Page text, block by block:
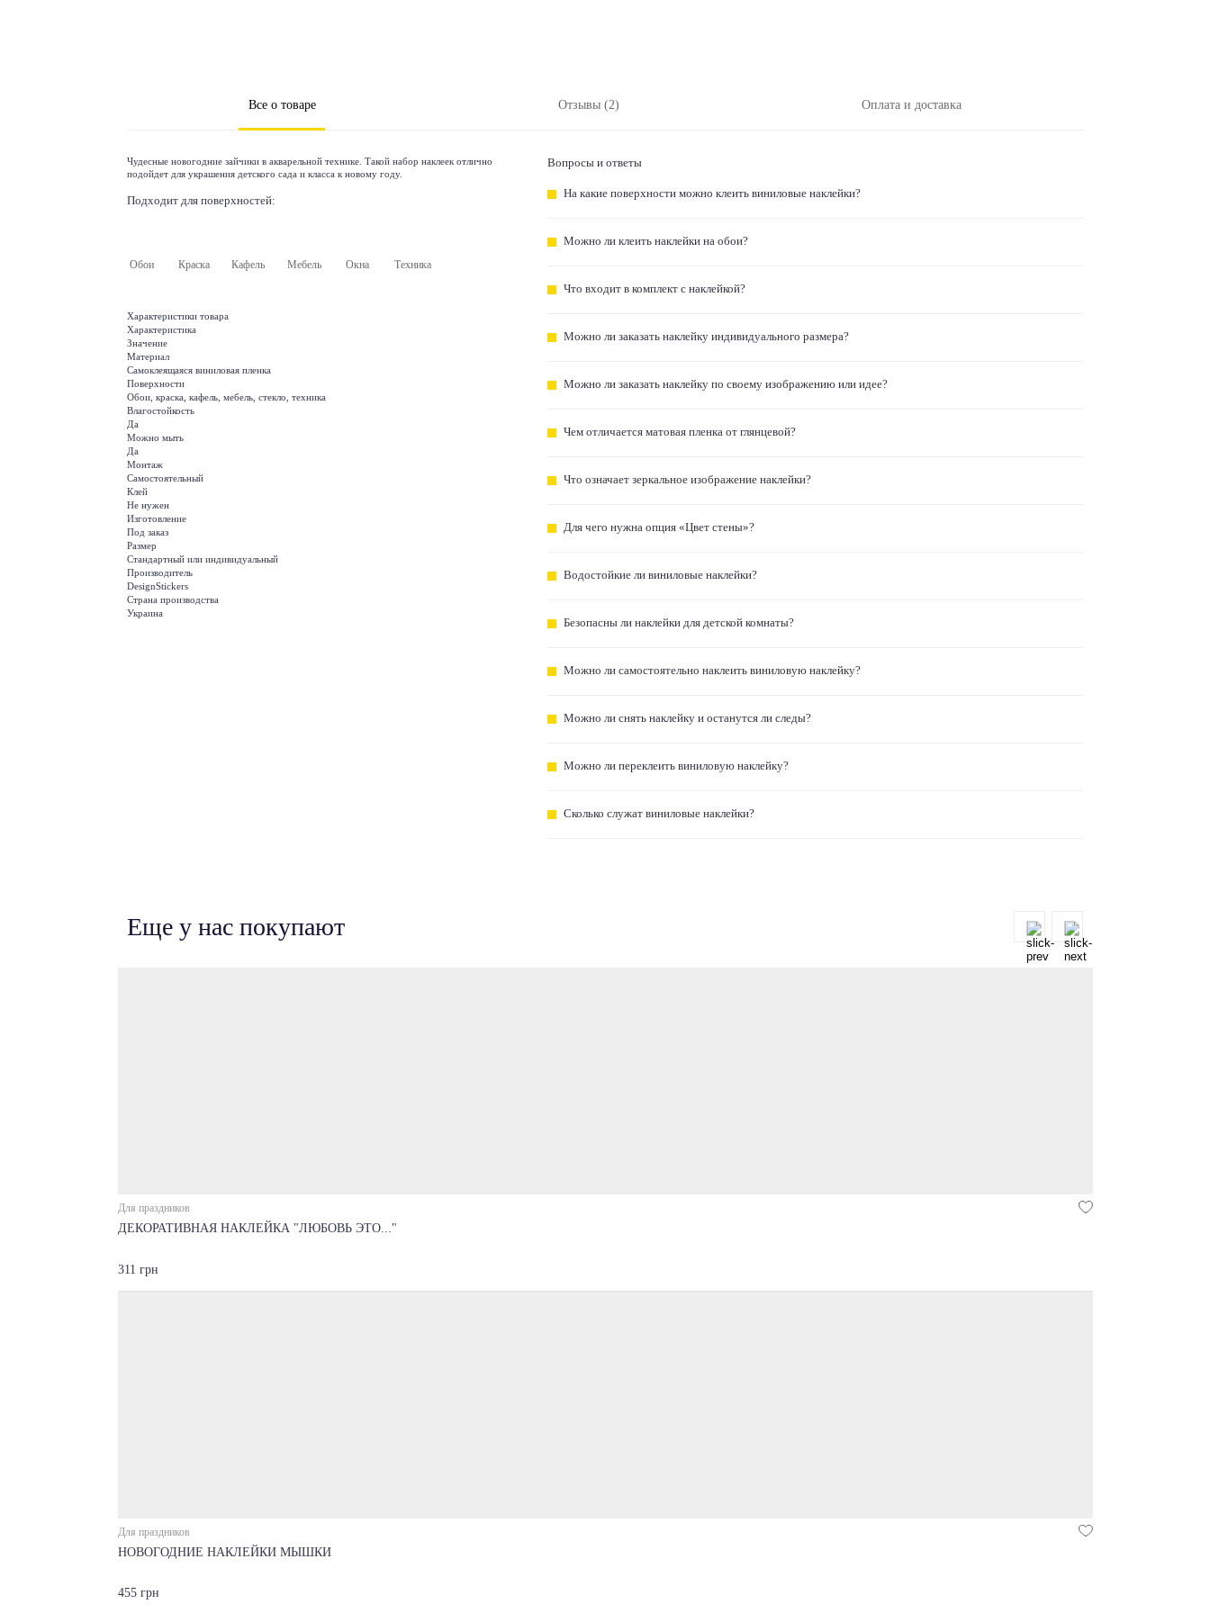
Все о товаре Отзывы (2) Оплата и доставка
Чудесные новогодние зайчики в акварельной технике. Такой набор наклеек отлично
подойдет для украшения детского сада и класса к новому году.
Подходит для поверхностей:
Обои Краска Кафель Мебель Окна Техника
Характеристики товара
Характеристика
Значение
Материал
Самоклеящаяся виниловая пленка
Поверхности
Обои, краска, кафель, мебель, стекло, техника
Влагостойкость
Да
Можно мыть
Да
Монтаж
Самостоятельный
Клей
Не нужен
Изготовление
Под заказ
Размер
Стандартный или индивидуальный
Производитель
DesignStickers
Страна производства
Украина
Вопросы и ответы
На какие поверхности можно клеить виниловые наклейки?
Можно ли клеить наклейки на обои?
Что входит в комплект с наклейкой?
Можно ли заказать наклейку индивидуального размера?
Можно ли заказать наклейку по своему изображению или идее?
Чем отличается матовая пленка от глянцевой?
Что означает зеркальное изображение наклейки?
Для чего нужна опция «Цвет стены»?
Водостойкие ли виниловые наклейки?
Безопасны ли наклейки для детской комнаты?
Можно ли самостоятельно наклеить виниловую наклейку?
Можно ли снять наклейку и останутся ли следы?
Можно ли переклеить виниловую наклейку?
Сколько служат виниловые наклейки?
Еще у нас покупают
Для праздников
ДЕКОРАТИВНАЯ НАКЛЕЙКА "ЛЮБОВЬ ЭТО..."
311 грн
Для праздников
НОВОГОДНИЕ НАКЛЕЙКИ МЫШКИ
455 грн